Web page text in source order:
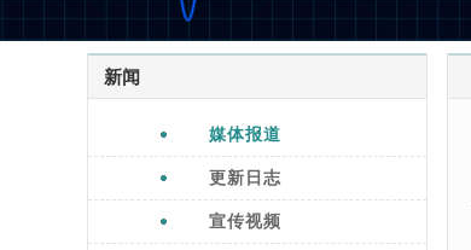
新闻
媒体报道
更新日志
宣传视频